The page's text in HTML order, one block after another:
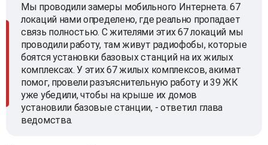
Мы проводили замеры мобильного Интернета. 67
локаций нами определено, где реально пропадает
связь полностью. С жителями этих 67 локаций мы
проводили работу, там живут радиофобы, которые
боятся установки базовых станций на их жилых
комплексах. У этих 67 жилых комплексов, акимат
помог, провели разъяснительную работу и 39 ЖК
уже убедили, чтобы на крыше их домов
установили базовые станции, - ответил глава
ведомства.